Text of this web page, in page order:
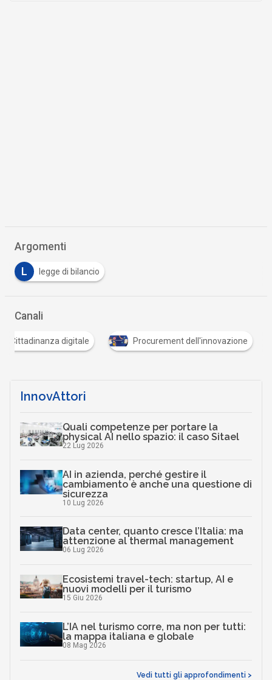
Argomenti
L legge di bilancio
Canali
Cittadinanza digitale Procurement dell'innovazione
InnovAttori
Quali competenze per portare la
physical AI nello spazio: il caso Sitael
22 Lug 2026
AI in azienda, perché gestire il
cambiamento è anche una questione di
sicurezza
10 Lug 2026
Data center, quanto cresce l’Italia: ma
attenzione al thermal management
06 Lug 2026
Ecosistemi travel-tech: startup, AI e
nuovi modelli per il turismo
15 Giu 2026
L’IA nel turismo corre, ma non per tutti:
la mappa italiana e globale
08 Mag 2026
Vedi tutti gli approfondimenti >